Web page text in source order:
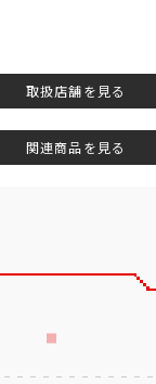
取扱店舗を見る
関連商品を見る